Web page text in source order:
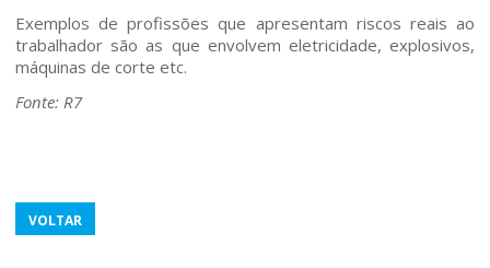
Exemplos de profissões que apresentam riscos reais ao
trabalhador são as que envolvem eletricidade, explosivos,
máquinas de corte etc.
Fonte: R7
VOLTAR